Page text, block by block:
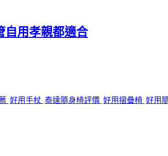
自用孝親都適合
好用手杖 泰達隨身椅評價 好用摺疊椅 好用